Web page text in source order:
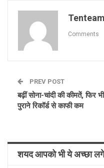
Comments
PREV POST
बढ़ीं सोना-चांदी की कीमतें, फिर भी
पुराने रिकॉर्ड से काफी कम
शयद आपको भी ये अच्छा लगे